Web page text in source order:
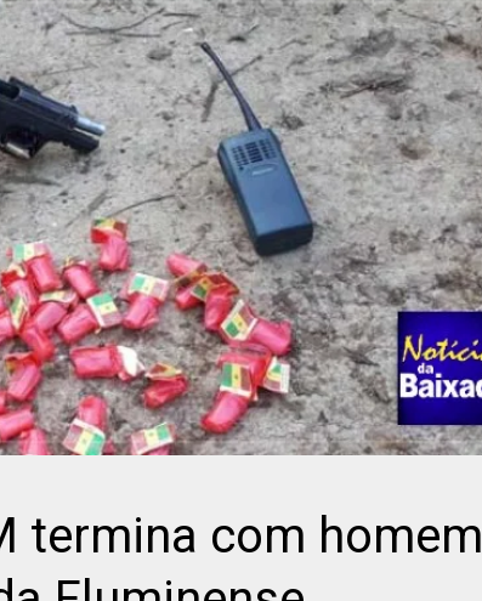
termina com homem